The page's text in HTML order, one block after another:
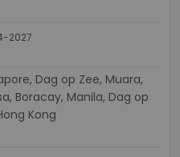
2027
Boracay, Manila, Dag op
Kong